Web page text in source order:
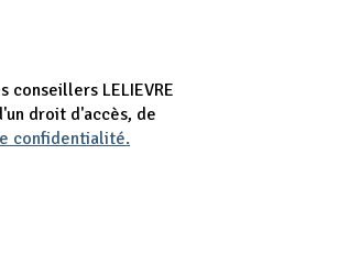
LELIEVRE
droit d'accès, de
confidentialité.